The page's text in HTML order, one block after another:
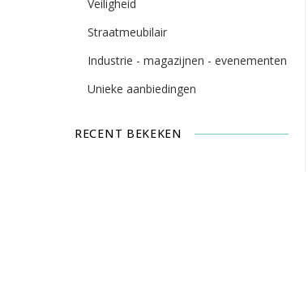
Veiligheid
Straatmeubilair
Industrie - magazijnen - evenementen
Unieke aanbiedingen
RECENT BEKEKEN